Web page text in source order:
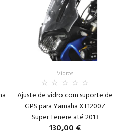
Vidros
Ajuste de vidro com suporte de
GPS para Yamaha XT1200Z
Super Tenere até 2013
130,00 €